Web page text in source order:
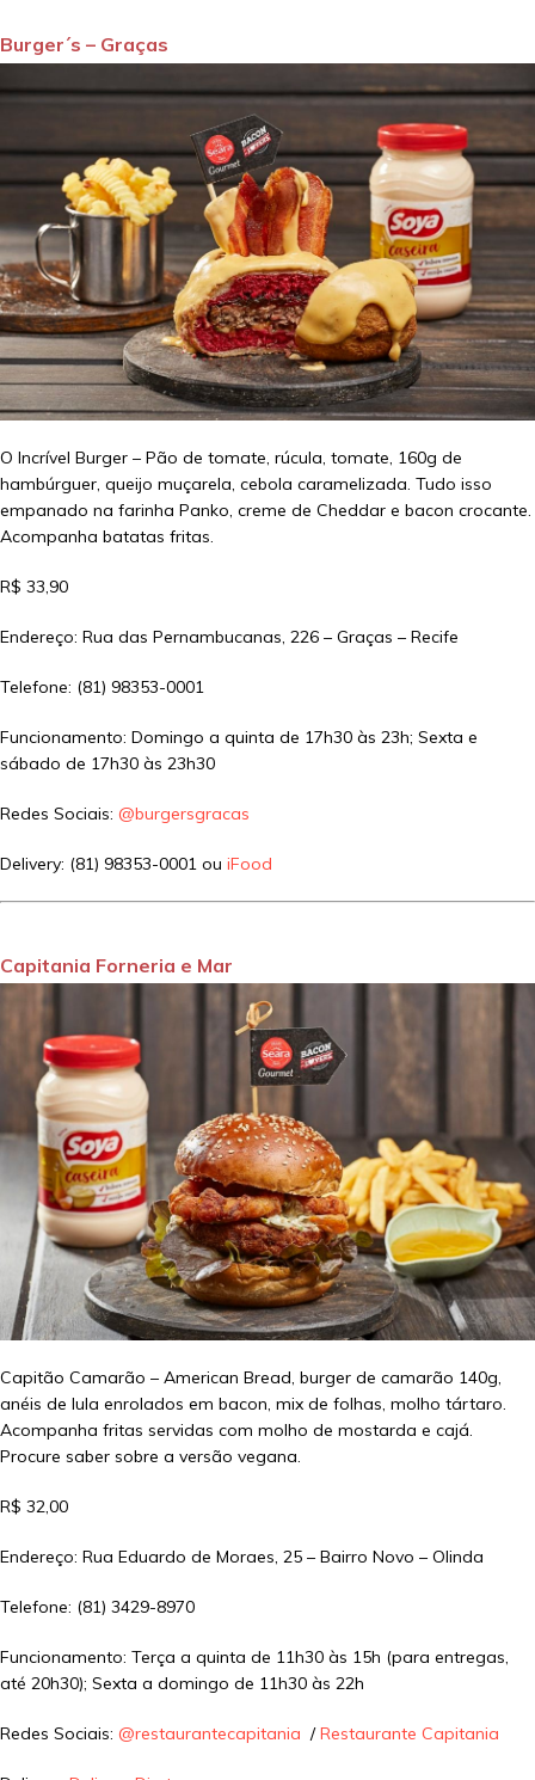
Burger´s – Graças
O Incrível Burger – Pão de tomate, rúcula, tomate, 160g de
hambúrguer, queijo muçarela, cebola caramelizada. Tudo isso
empanado na farinha Panko, creme de Cheddar e bacon crocante.
Acompanha batatas fritas.
R$ 33,90
Endereço: Rua das Pernambucanas, 226 – Graças – Recife
Telefone: (81) 98353-0001
Funcionamento: Domingo a quinta de 17h30 às 23h; Sexta e
sábado de 17h30 às 23h30
Redes Sociais: @burgersgracas
Delivery: (81) 98353-0001 ou iFood
Capitania Forneria e Mar
Capitão Camarão – American Bread, burger de camarão 140g,
anéis de lula enrolados em bacon, mix de folhas, molho tártaro.
Acompanha fritas servidas com molho de mostarda e cajá.
Procure saber sobre a versão vegana.
R$ 32,00
Endereço: Rua Eduardo de Moraes, 25 – Bairro Novo – Olinda
Telefone: (81) 3429-8970
Funcionamento: Terça a quinta de 11h30 às 15h (para entregas,
até 20h30); Sexta a domingo de 11h30 às 22h
Redes Sociais: @restaurantecapitania /Restaurante Capitania